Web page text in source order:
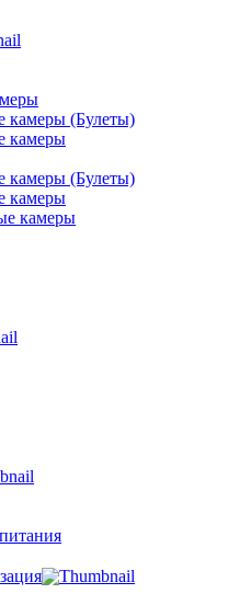
камеры (Булеты)
камеры
камеры (Булеты)
камеры
камеры